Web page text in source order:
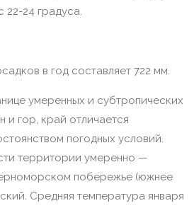
24 градуса.
в год составляет 722 мм.
умеренных и субтропических
и гор, край отличается
погодных условий.
территории умеренно —
побережье (южнее
Средняя температура января